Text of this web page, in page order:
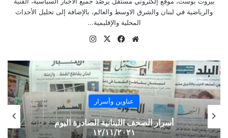
والرياضية في لبنان والشرق الاوسط والعالم، بالإضافة إلى تحليل الأحداث
المحلية والإقليمية...
موقع
فيسبوك
‫X
عناوين وأسرار
أسرار الصحف اللبنانية الصادرة اليوم
١٢/١١/٢٠٢١